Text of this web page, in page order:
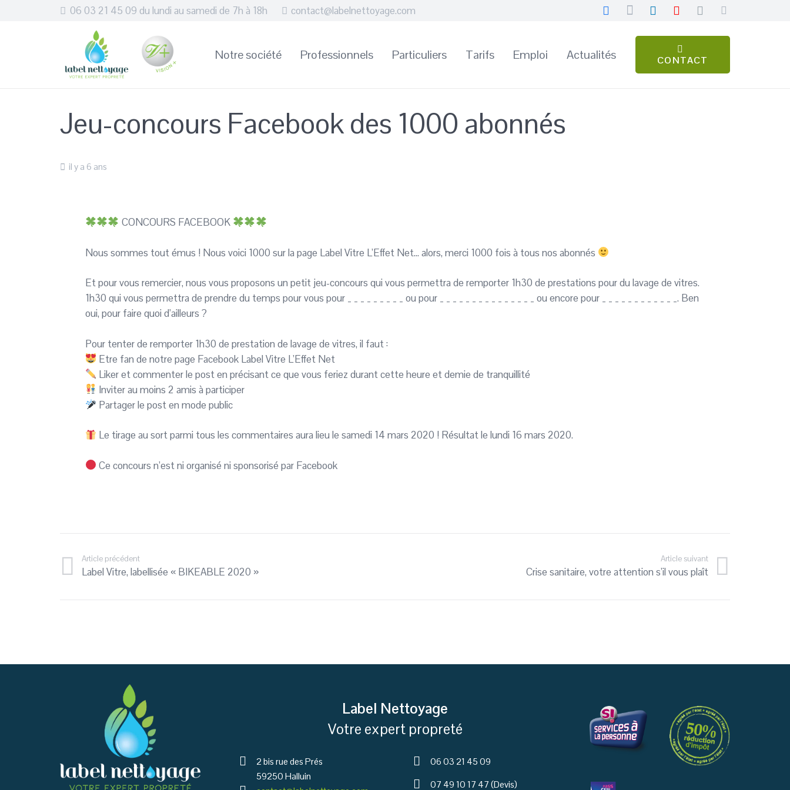
06 03 21 45 09 du lundi au samedi de 7h à 18h contact@labelnettoyage.com
Notre société Professionnels Particuliers Tarifs Emploi Actualités CONTACT
Jeu-concours Facebook des 1000 abonnés
il y a 6 ans
CONCOURS FACEBOOK
Nous sommes tout émus ! Nous voici 1000 sur la page Label Vitre L’Effet Net… alors, merci 1000 fois à tous nos abonnés
Et pour vous remercier, nous vous proposons un petit jeu-concours qui vous permettra de remporter 1h30 de prestations pour du lavage de vitres.
1h30 qui vous permettra de prendre du temps pour vous pour _ _ _ _ _ _ _ _ _ ou pour _ _ _ _ _ _ _ _ _ _ _ _ _ _ _ ou encore pour _ _ _ _ _ _ _ _ _ _ _ _. Ben
oui, pour faire quoi d’ailleurs ?
Pour tenter de remporter 1h30 de prestation de lavage de vitres, il faut :
Etre fan de notre page Facebook Label Vitre L’Effet Net
Liker et commenter le post en précisant ce que vous feriez durant cette heure et demie de tranquillité
Inviter au moins 2 amis à participer
Partager le post en mode public
Le tirage au sort parmi tous les commentaires aura lieu le samedi 14 mars 2020 ! Résultat le lundi 16 mars 2020.
Ce concours n’est ni organisé ni sponsorisé par Facebook
Article précédent
Label Vitre, labellisée « BIKEABLE 2020 »
Article suivant
Crise sanitaire, votre attention s’il vous plaît
Label Nettoyage
Votre expert propreté
2 bis rue des Prés
59250 Halluin
06 03 21 45 09
07 49 10 17 47 (Devis)